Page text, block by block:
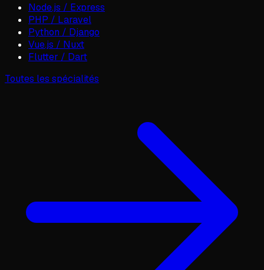
Node.js / Express
PHP / Laravel
Python / Django
Vue.js / Nuxt
Flutter / Dart
Toutes les spécialités